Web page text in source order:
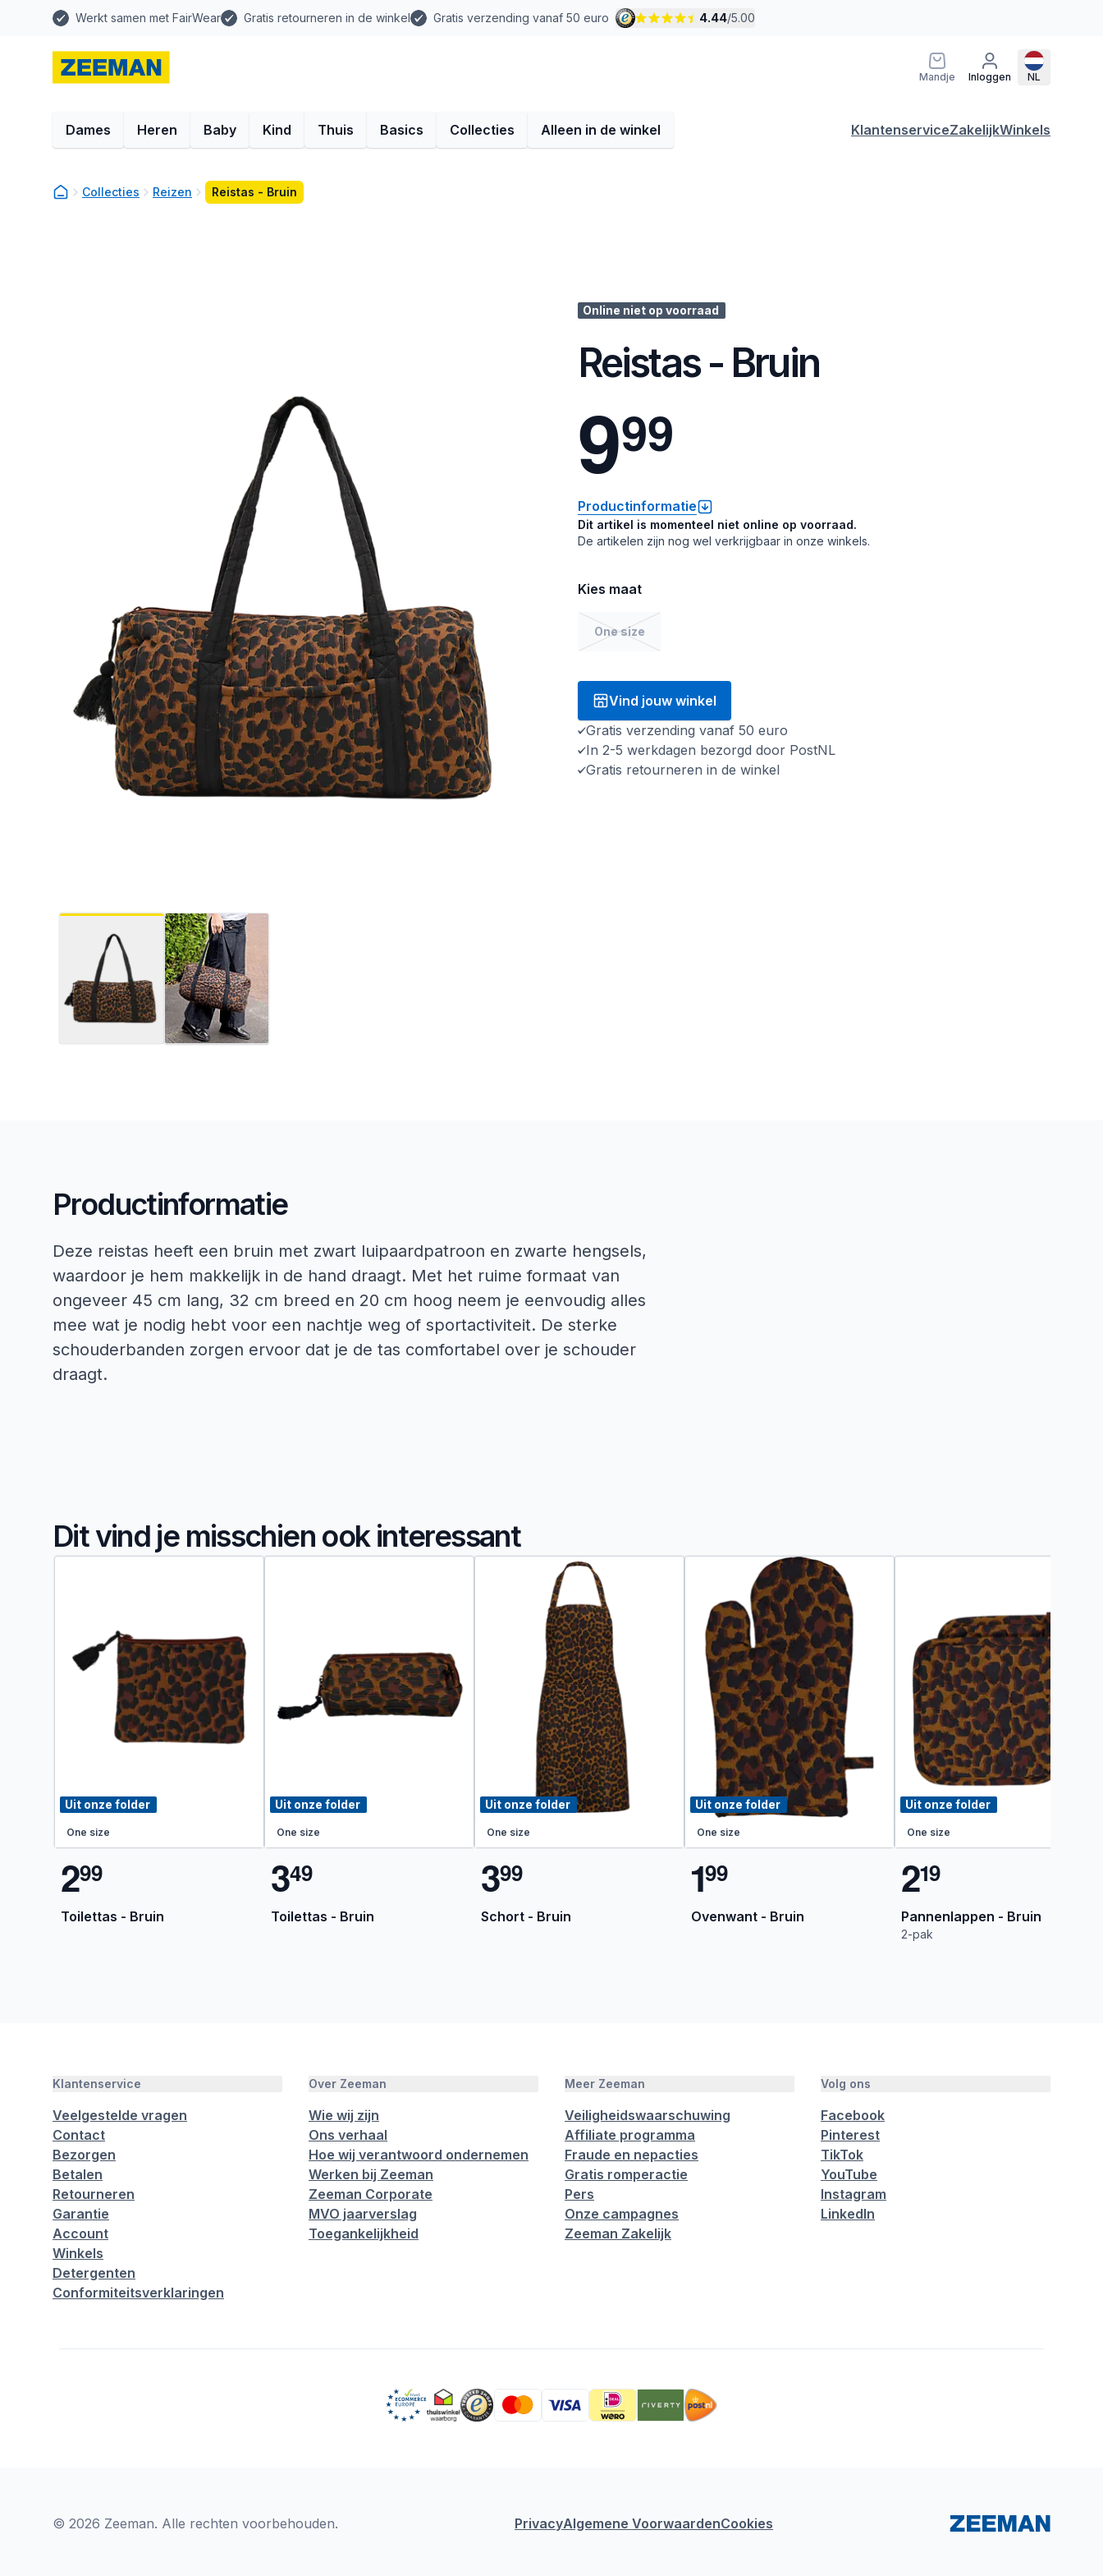
Werkt samen met FairWear Gratis retourneren in de winkel Gratis verzending vanaf 50 euro 4.44/5.00
Mandje Inloggen NL
Dames Heren Baby Kind Thuis Basics Collecties Alleen in de winkel KlantenserviceZakelijkWinkels
Collecties Reizen Reistas - Bruin
Online niet op voorraad
Reistas - Bruin
999
Productinformatie
Dit artikel is momenteel niet online op voorraad.
De artikelen zijn nog wel verkrijgbaar in onze winkels.
Kies maat
One size
Vind jouw winkel
Gratis verzending vanaf 50 euro
In 2-5 werkdagen bezorgd door PostNL
Gratis retourneren in de winkel
Productinformatie
Deze reistas heeft een bruin met zwart luipaardpatroon en zwarte hengsels,
waardoor je hem makkelijk in de hand draagt. Met het ruime formaat van
ongeveer 45 cm lang, 32 cm breed en 20 cm hoog neem je eenvoudig alles
mee wat je nodig hebt voor een nachtje weg of sportactiviteit. De sterke
schouderbanden zorgen ervoor dat je de tas comfortabel over je schouder
draagt.
Dit vind je misschien ook interessant
Uit onze folder
One size
299
Toilettas - Bruin
Uit onze folder
One size
349
Toilettas - Bruin
Uit onze folder
One size
399
Schort - Bruin
Uit onze folder
One size
199
Ovenwant - Bruin
Uit onze folder
One size
219
Pannenlappen - Bruin
2-pak
Klantenservice
Veelgestelde vragen
Contact
Bezorgen
Betalen
Retourneren
Garantie
Account
Winkels
Detergenten
Conformiteitsverklaringen
Over Zeeman
Wie wij zijn
Ons verhaal
Hoe wij verantwoord ondernemen
Werken bij Zeeman
Zeeman Corporate
MVO jaarverslag
Toegankelijkheid
Meer Zeeman
Veiligheidswaarschuwing
Affiliate programma
Fraude en nepacties
Gratis romperactie
Pers
Onze campagnes
Zeeman Zakelijk
Volg ons
Facebook
Pinterest
TikTok
YouTube
Instagram
LinkedIn
© 2026 Zeeman. Alle rechten voorbehouden. PrivacyAlgemene VoorwaardenCookies